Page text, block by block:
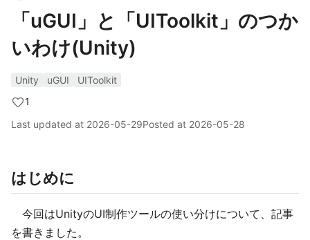
「uGUI」と「UIToolkit」のつか
いわけ(Unity)
Unity uGUI
UIToolkit
1
Last updated at 2026-05-29Posted at 2026-05-28
はじめに
今回はUnityのUI制作ツールの使い分けについて、記事
を書きました。